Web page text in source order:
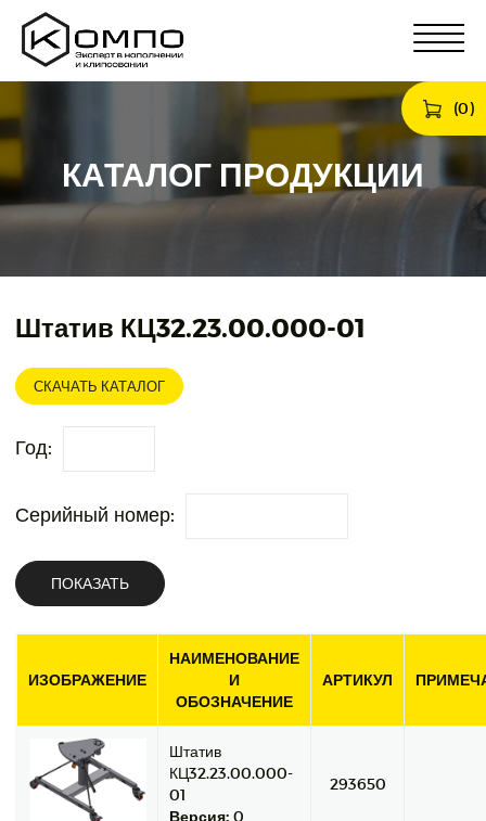
(0)
КАТАЛОГ ПРОДУКЦИИ
Штатив КЦ32.23.00.000-01
СКАЧАТЬ КАТАЛОГ
Год:
Серийный номер:
ПОКАЗАТЬ
ИЗОБРАЖЕНИЕ
НАИМЕНОВАНИЕ
И
ОБОЗНАЧЕНИЕ
АРТИКУЛ
Штатив
КЦ32.23.00.000-
01
Версия: 0
293650